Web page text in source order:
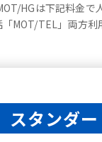
HGは下記料金で
MOT/TEL」両方利
スタンダー